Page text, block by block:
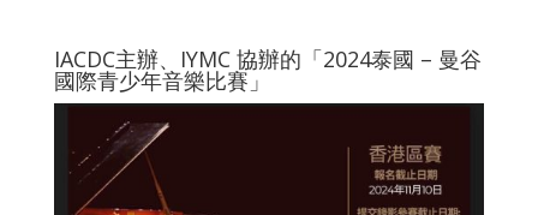
IACDC主辦、IYMC 協辦的「2024泰國 – 曼谷
國際青少年音樂比賽」